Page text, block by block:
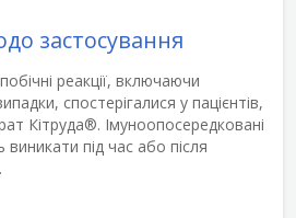
застосування
реакції, включаючи
спостерігалися у пацієнтів,
Кітруда®. Імуноопосередковані
виникати під час або після